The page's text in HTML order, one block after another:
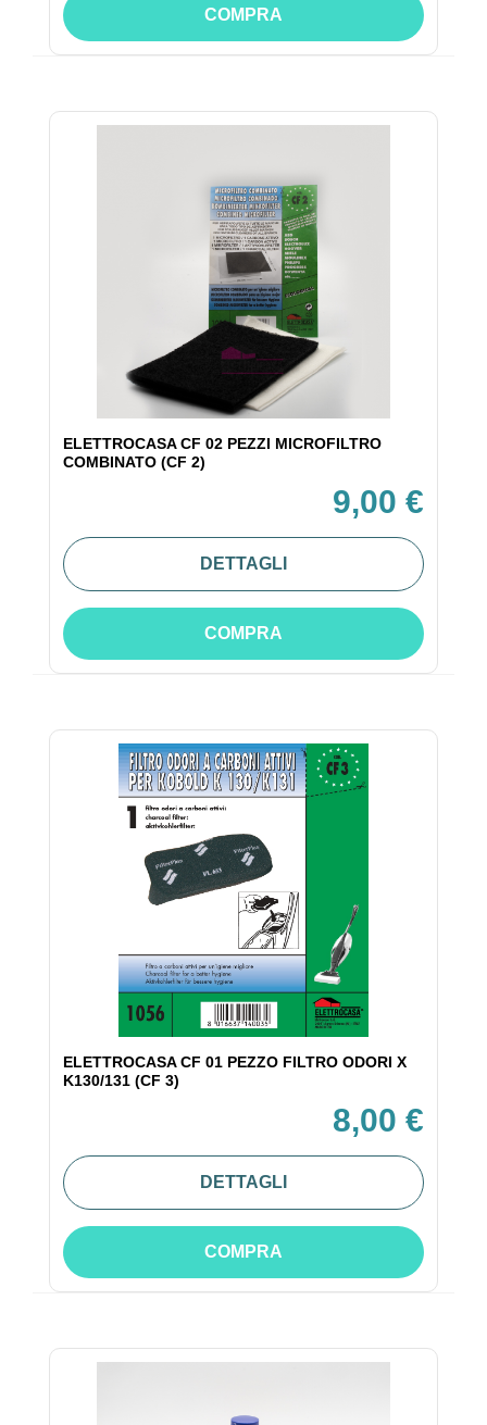
COMPRA
ELETTROCASA CF 02 PEZZI MICROFILTRO
COMBINATO (CF 2)
9,00 €
DETTAGLI
COMPRA
ELETTROCASA CF 01 PEZZO FILTRO ODORI X
K130/131 (CF 3)
8,00 €
DETTAGLI
COMPRA